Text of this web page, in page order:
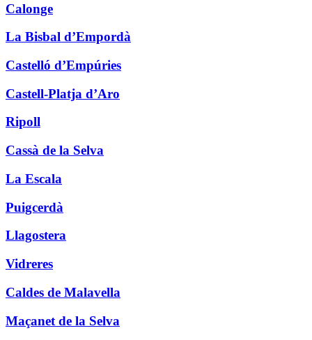
Calonge
La Bisbal d’Empordà
Castelló d’Empúries
Castell-Platja d’Aro
Ripoll
Cassà de la Selva
La Escala
Puigcerdà
Llagostera
Vidreres
Caldes de Malavella
Maçanet de la Selva